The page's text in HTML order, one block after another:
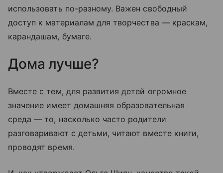
использовать по-разному. Важен свободный
доступ к материалам для творчества — краскам,
карандашам, бумаге.
Дома лучше?
Вместе с тем, для развития детей огромное
значение имеет домашняя образовательная
среда — то, насколько часто родители
разговаривают с детьми, читают вместе книги,
проводят время.